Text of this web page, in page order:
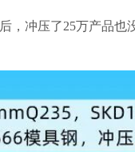
后，冲压了25万产品也